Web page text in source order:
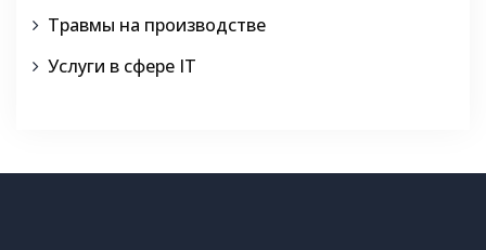
Травмы на производстве
Услуги в сфере IT